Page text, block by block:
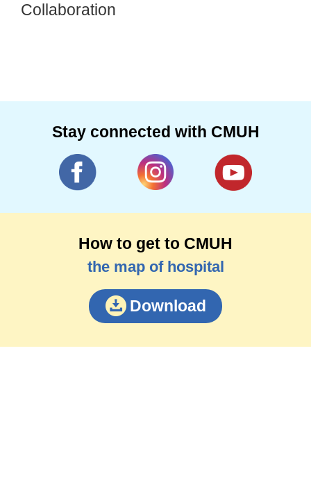
Collaboration
Stay connected with CMUH
How to get to CMUH
the map of hospital
Download